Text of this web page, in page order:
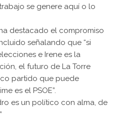
se genere aquí o lo
destacado el compromiso
señalando que “si
e Irene es la
el futuro de La Torre
partido que puede
es el PSOE”.
es un político con alma, de